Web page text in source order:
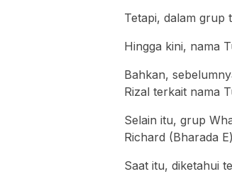
Tetapi, dalam grup
Hingga kini, nama
Bahkan,
Rizal terkait nama
Selain itu, grup
Richard (Bharada
Saat itu, diketahui